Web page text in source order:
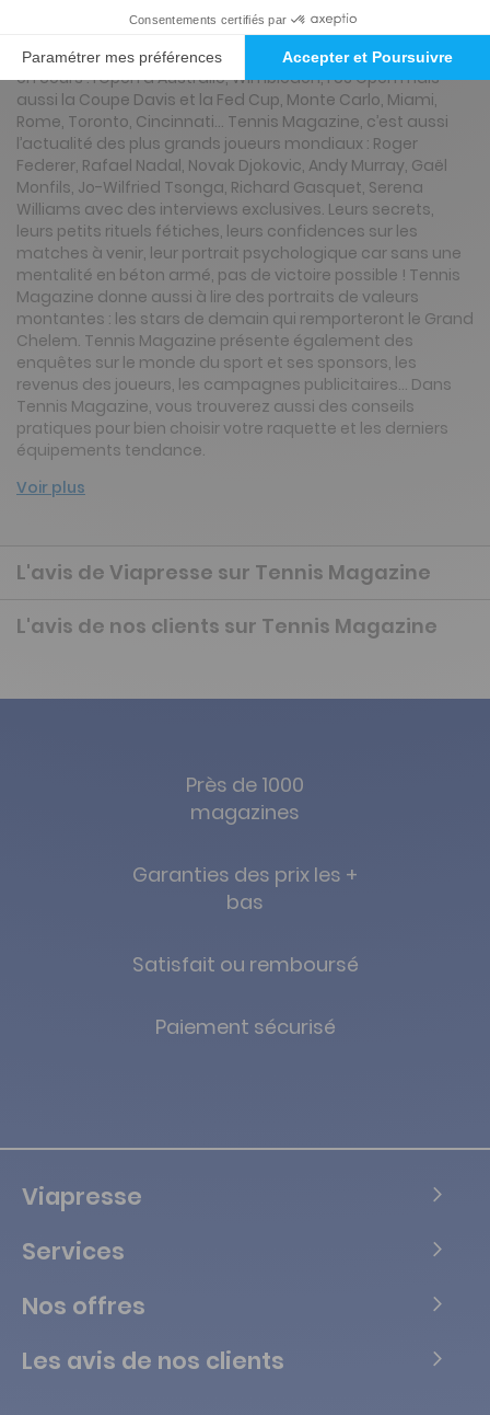
Tennis Magazine: jeu, set et match !
Passionné de tennis, ce mensuel est pour vous ! Avec
Tennis Magazine, vous saurez tout sur les grands tournois
en cours : l’Open d'Australie, Wimbledon, l'US Open mais
aussi la Coupe Davis et la Fed Cup, Monte Carlo, Miami,
Rome, Toronto, Cincinnati… Tennis Magazine, c’est aussi
l’actualité des plus grands joueurs mondiaux : Roger
Federer, Rafael Nadal, Novak Djokovic, Andy Murray, Gaël
Monfils, Jo-Wilfried Tsonga, Richard Gasquet, Serena
Williams avec des interviews exclusives. Leurs secrets,
leurs petits rituels fétiches, leurs confidences sur les
matches à venir, leur portrait psychologique car sans une
mentalité en béton armé, pas de victoire possible ! Tennis
Magazine donne aussi à lire des portraits de valeurs
montantes : les stars de demain qui remporteront le Grand
Chelem. Tennis Magazine présente également des
enquêtes sur le monde du sport et ses sponsors, les
revenus des joueurs, les campagnes publicitaires… Dans
Tennis Magazine, vous trouverez aussi des conseils
pratiques pour bien choisir votre raquette et les derniers
équipements tendance.
Voir plus
L'avis de Viapresse sur Tennis Magazine
L'avis de nos clients sur Tennis Magazine
Près de 1000
magazines
Garanties des prix les +
bas
Satisfait ou remboursé
Paiement sécurisé
Viapresse
Services
Nos offres
Les avis de nos clients